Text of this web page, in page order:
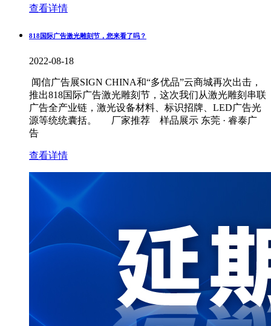
查看详情
818国际广告激光雕刻节，您来看了吗？
2022-08-18
闻信广告展SIGN CHINA和“多优品”云商城再次出击，
推出818国际广告激光雕刻节，这次我们从激光雕刻串联
广告全产业链，激光设备材料、标识招牌、LED广告光
源等统统囊括。 厂家推荐 样品展示 东莞 · 睿泰广
告
查看详情